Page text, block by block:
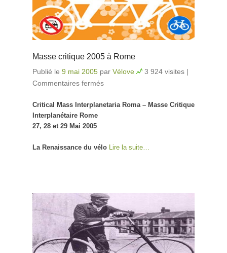
Masse critique 2005 à Rome
Publié le 9 mai 2005 par Vélove 3 924 visites |
Commentaires fermés
Critical Mass Interplanetaria Roma – Masse Critique
Interplanétaire Rome
27, 28 et 29 Mai 2005
La Renaissance du vélo Lire la suite…